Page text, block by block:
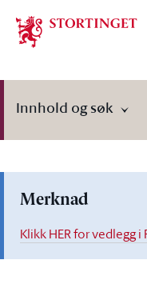
Stortinget.no
Innhold og søk
Merknad
Klikk HER for vedlegg i